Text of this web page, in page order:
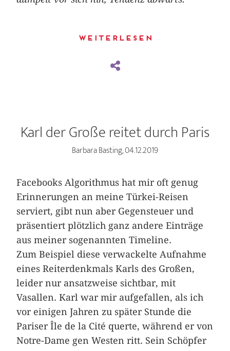
Weiterlesen
Karl der Große reitet durch Paris
Barbara Basting, 04.12.2019
Facebooks Algorithmus hat mir oft genug
Erinnerungen an meine ­Türkei-Reisen
serviert, gibt nun aber Gegensteuer und
präsentiert plötzlich ganz andere Einträge
aus meiner sogenannten Timeline.
Zum Beispiel diese verwackelte Aufnahme
eines Reiterdenkmals Karls des Großen,
leider nur ansatzweise sichtbar, mit
Vasallen. Karl war mir aufgefallen, als ich
vor einigen Jahren zu später Stunde die
Pariser Île de la Cité querte, während er von
Notre-Dame gen Westen ritt. Sein Schöpfer